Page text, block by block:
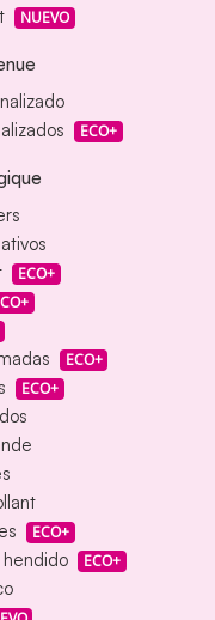
NUEVO
ECO+
ECO+
ECO+
ECO+
ECO+
ECO+